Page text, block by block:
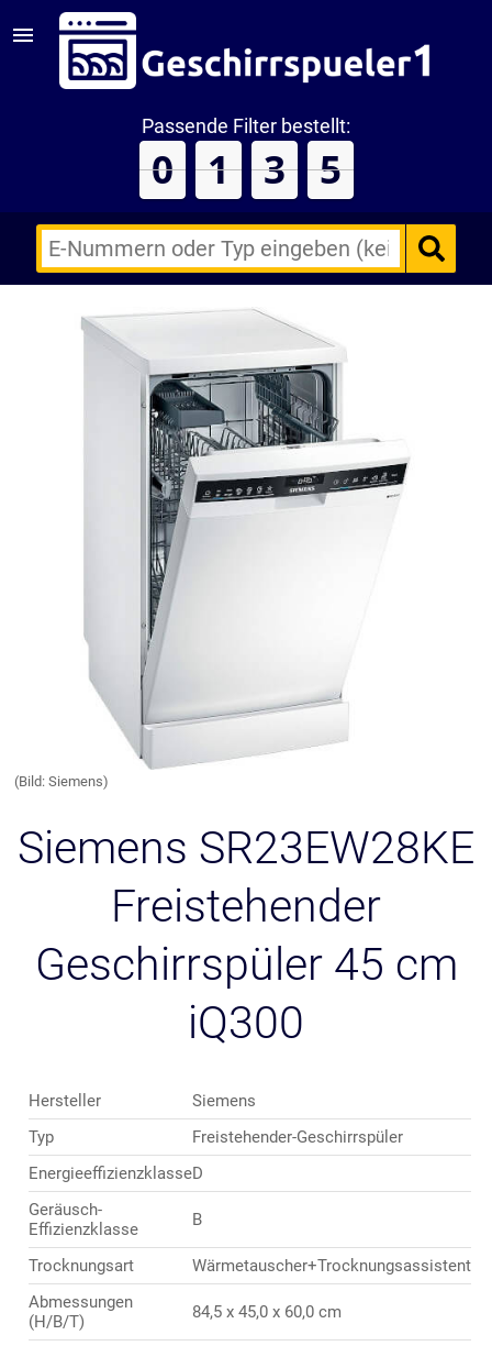
Passende Filter bestellt:
0 1 3 5
Backofens
(Bild: Siemens)
Siemens SR23EW28KE
Freistehender
Geschirrspüler 45 cm
iQ300
Hersteller
Siemens
Typ
Freistehender-Geschirrspüler
EnergieeffizienzklasseD
Geräusch-
Effizienzklasse
B
Trocknungsart
Wärmetauscher+Trocknungsassistent
Abmessungen
(H/B/T)
84,5 x 45,0 x 60,0 cm